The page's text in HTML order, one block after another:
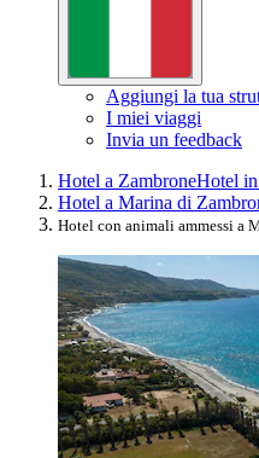
Aggiungi la tua
I miei viaggi
Invia un feedback
Hotel a ZambroneHotel
Hotel a Marina di
Hotel con animali ammessi a